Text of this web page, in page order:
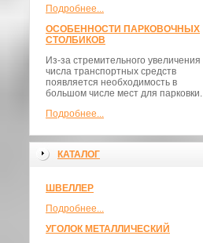
Подробнее...
ОСОБЕННОСТИ ПАРКОВОЧНЫХ
СТОЛБИКОВ
Из-за стремительного увеличения
числа транспортных средств
появляется необходимость в
большом числе мест для парковки.
Подробнее...
КАТАЛОГ
ШВЕЛЛЕР
Подробнее...
УГОЛОК МЕТАЛЛИЧЕСКИЙ